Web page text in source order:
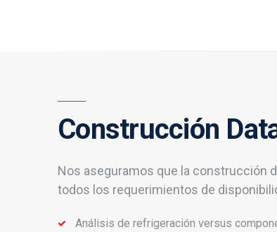
Construcción
Nos aseguramos que la construcción
todos los requerimientos de
Análisis de refrigeración versus